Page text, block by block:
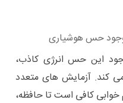
وجود حس هوشیاری
این حس انرژی کاذب،
کند. آزمایش های متعدد
کافی است تا حافظه،